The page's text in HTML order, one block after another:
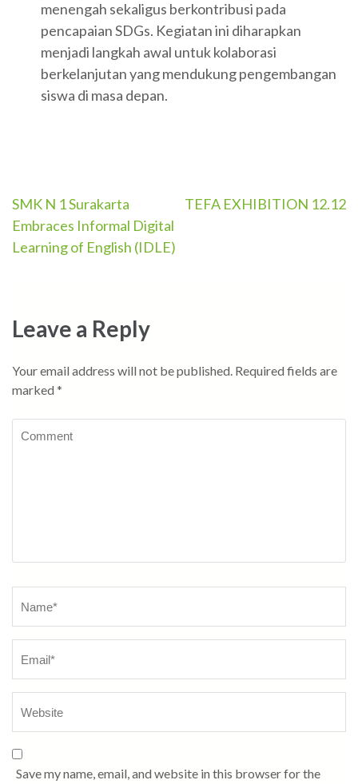
menengah sekaligus berkontribusi pada
pencapaian SDGs. Kegiatan ini diharapkan
menjadi langkah awal untuk kolaborasi
berkelanjutan yang mendukung pengembangan
siswa di masa depan.
Post
navigation
SMK N 1 Surakarta
Embraces Informal Digital
Learning of English (IDLE)
TEFA EXHIBITION 12.12
Leave a Reply
Your email address will not be published. Required fields are
marked *
Comment
Save my name, email, and website in this browser for the